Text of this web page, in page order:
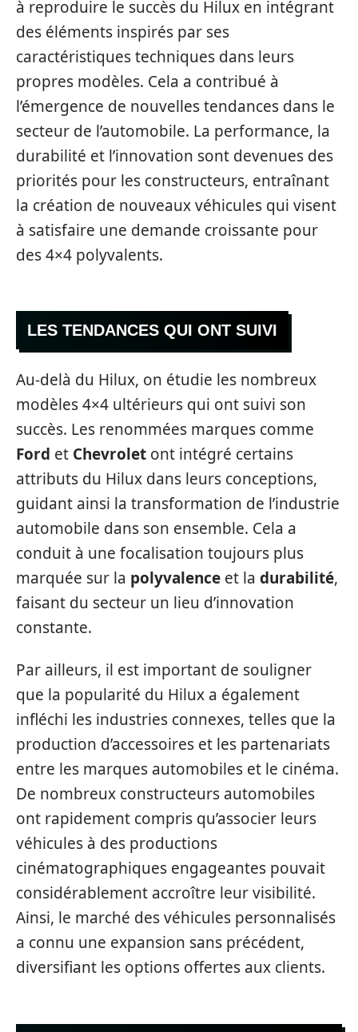
à reproduire le succès du Hilux en intégrant
des éléments inspirés par ses
caractéristiques techniques dans leurs
propres modèles. Cela a contribué à
l’émergence de nouvelles tendances dans le
secteur de l’automobile. La performance, la
durabilité et l’innovation sont devenues des
priorités pour les constructeurs, entraînant
la création de nouveaux véhicules qui visent
à satisfaire une demande croissante pour
des 4×4 polyvalents.
LES TENDANCES QUI ONT SUIVI
Au-delà du Hilux, on étudie les nombreux
modèles 4×4 ultérieurs qui ont suivi son
succès. Les renommées marques comme
Ford et Chevrolet ont intégré certains
attributs du Hilux dans leurs conceptions,
guidant ainsi la transformation de l’industrie
automobile dans son ensemble. Cela a
conduit à une focalisation toujours plus
marquée sur la polyvalence et la durabilité,
faisant du secteur un lieu d’innovation
constante.
Par ailleurs, il est important de souligner
que la popularité du Hilux a également
infléchi les industries connexes, telles que la
production d’accessoires et les partenariats
entre les marques automobiles et le cinéma.
De nombreux constructeurs automobiles
ont rapidement compris qu’associer leurs
véhicules à des productions
cinématographiques engageantes pouvait
considérablement accroître leur visibilité.
Ainsi, le marché des véhicules personnalisés
a connu une expansion sans précédent,
diversifiant les options offertes aux clients.